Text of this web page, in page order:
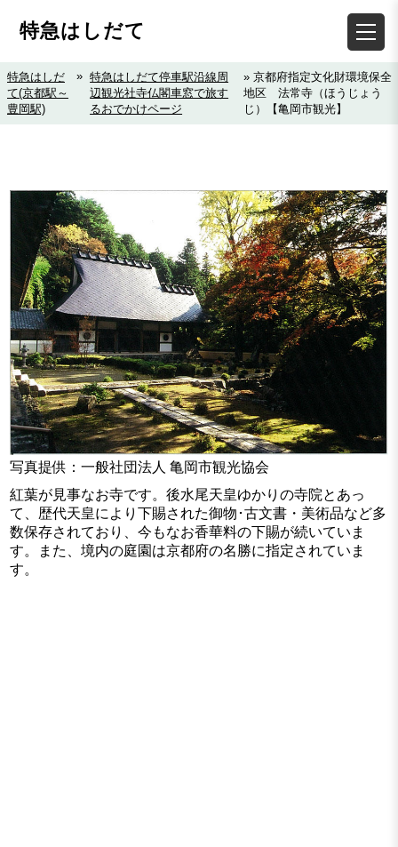
特急はしだて
特急はしだ
て(京都駅～
豊岡駅)
» 特急はしだて停車駅沿線周
辺観光社寺仏閣車窓で旅す
るおでかけページ
» 京都府指定文化財環境保全
地区 法常寺（ほうじょう
じ）【亀岡市観光】
写真提供：一般社団法人 亀岡市観光協会
紅葉が見事なお寺です。後水尾天皇ゆかりの寺院とあっ
て、歴代天皇により下賜された御物･古文書・美術品など多
数保存されており、今もなお香華料の下賜が続いていま
す。また、境内の庭園は京都府の名勝に指定されていま
す。